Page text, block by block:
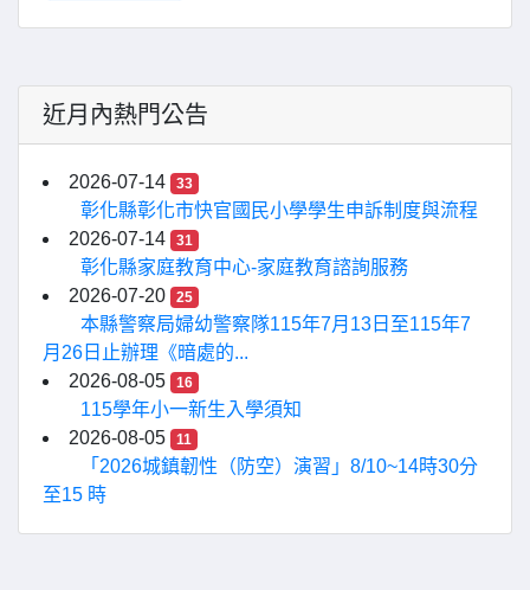
近月內熱門公告
2026-07-14 33
彰化縣彰化市快官國民小學學生申訴制度與流程
2026-07-14
31
彰化縣家庭教育中心-家庭教育諮詢服務
2026-07-20
25
本縣警察局婦幼警察隊115年7月13日至115年7
月26日止辦理《暗處的...
2026-08-05
16
115學年小一新生入學須知
2026-08-05
11
「2026城鎮韌性（防空）演習」8/10~14時30分
至15 時